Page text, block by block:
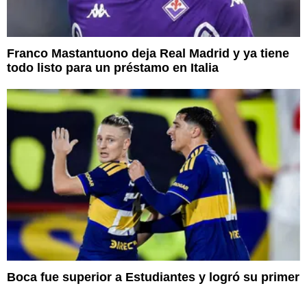
Franco Mastantuono deja Real Madrid y ya tiene
todo listo para un préstamo en Italia
Boca fue superior a Estudiantes y logró su primer